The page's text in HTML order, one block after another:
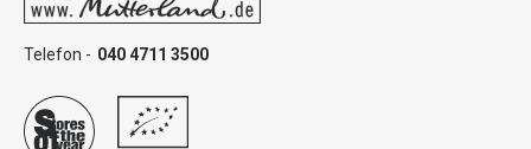
Telefon - 040 4711 3500